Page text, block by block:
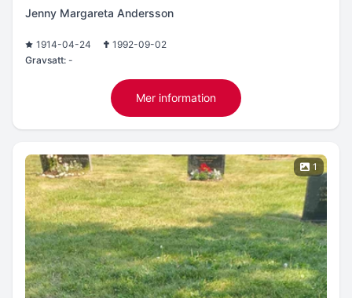
Jenny Margareta Andersson
1914-04-24
1992-09-02
Gravsatt: -
Mer information
1